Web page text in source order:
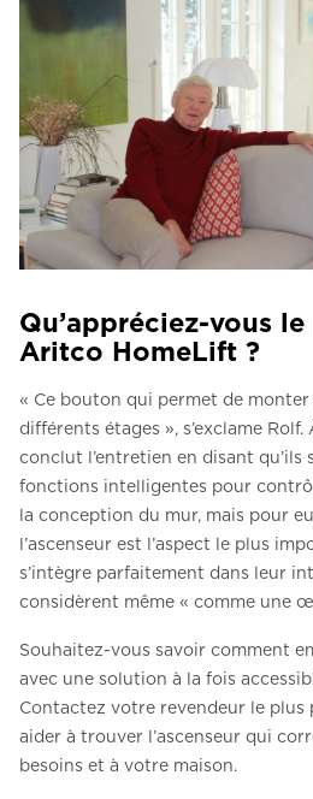
Qu’appréciez-vous
Aritco HomeLift ?
« Ce bouton qui permet de monter
différents étages », s’exclame Rolf.
conclut l’entretien en disant qu’ils
fonctions intelligentes pour
la conception du mur, mais pour
l’ascenseur est l’aspect le plus
s’intègre parfaitement dans leur
considèrent même « comme une
Souhaitez-vous savoir comment
avec une solution à la fois
Contactez votre revendeur le plus
aider à trouver l’ascenseur qui
besoins et à votre maison.